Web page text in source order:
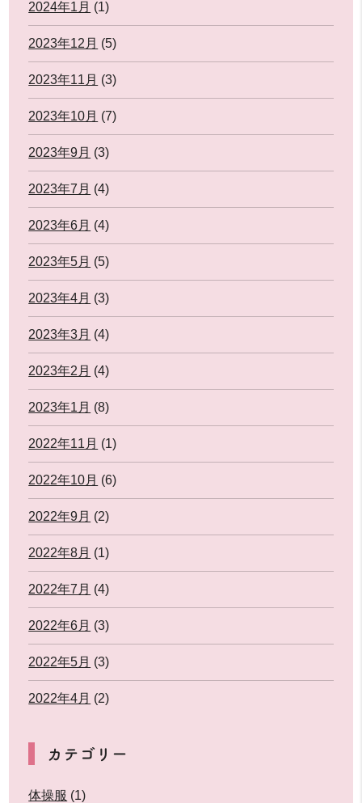
2024年1月 (1)
2023年12月 (5)
2023年11月 (3)
2023年10月 (7)
2023年9月 (3)
2023年7月 (4)
2023年6月 (4)
2023年5月 (5)
2023年4月 (3)
2023年3月 (4)
2023年2月 (4)
2023年1月 (8)
2022年11月 (1)
2022年10月 (6)
2022年9月 (2)
2022年8月 (1)
2022年7月 (4)
2022年6月 (3)
2022年5月 (3)
2022年4月 (2)
カテゴリー
体操服 (1)